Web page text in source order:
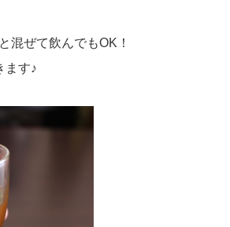
混ぜて飲んでもOK！
ます♪